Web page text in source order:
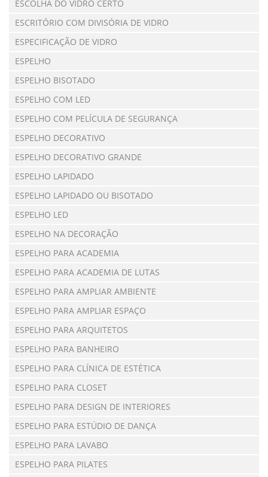
ESCOLHA DO VIDRO CERTO
ESCRITÓRIO COM DIVISÓRIA DE VIDRO
ESPECIFICAÇÃO DE VIDRO
ESPELHO
ESPELHO BISOTADO
ESPELHO COM LED
ESPELHO COM PELÍCULA DE SEGURANÇA
ESPELHO DECORATIVO
ESPELHO DECORATIVO GRANDE
ESPELHO LAPIDADO
ESPELHO LAPIDADO OU BISOTADO
ESPELHO LED
ESPELHO NA DECORAÇÃO
ESPELHO PARA ACADEMIA
ESPELHO PARA ACADEMIA DE LUTAS
ESPELHO PARA AMPLIAR AMBIENTE
ESPELHO PARA AMPLIAR ESPAÇO
ESPELHO PARA ARQUITETOS
ESPELHO PARA BANHEIRO
ESPELHO PARA CLÍNICA DE ESTÉTICA
ESPELHO PARA CLOSET
ESPELHO PARA DESIGN DE INTERIORES
ESPELHO PARA ESTÚDIO DE DANÇA
ESPELHO PARA LAVABO
ESPELHO PARA PILATES